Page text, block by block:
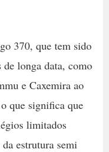
370, que tem sido
de longa data, como
e Caxemira ao
que significa que
limitados
estrutura semi